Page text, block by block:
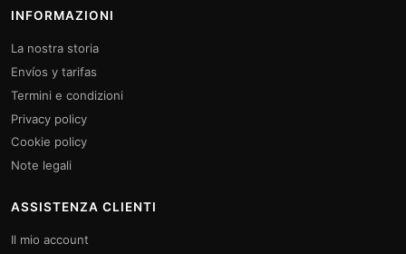
INFORMAZIONI
La nostra storia
Envíos y tarifas
Termini e condizioni
Privacy policy
Cookie policy
Note legali
ASSISTENZA CLIENTI
Il mio account